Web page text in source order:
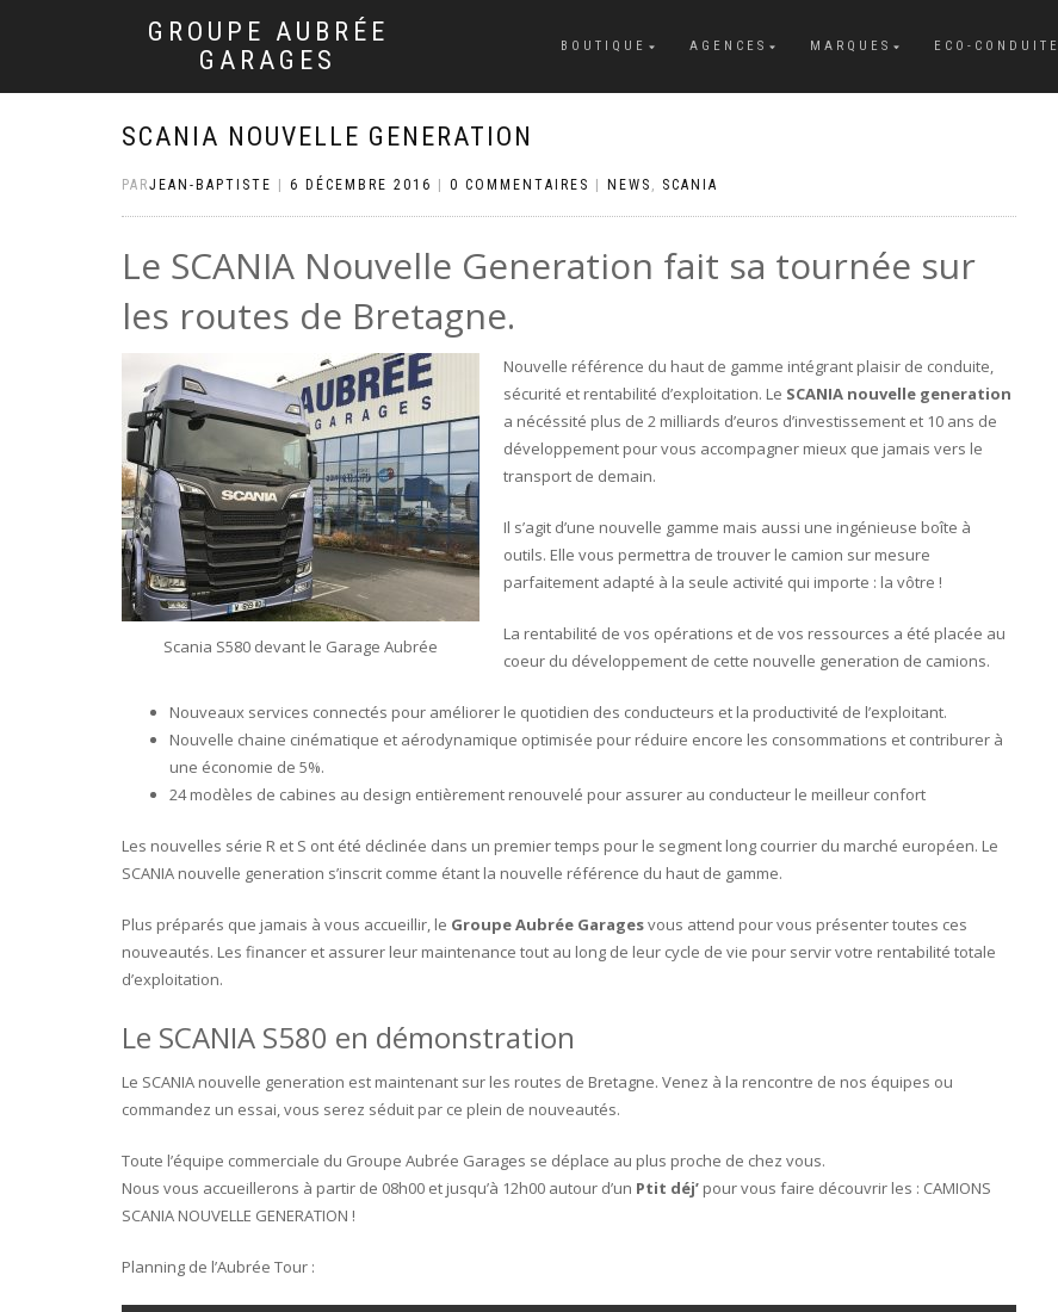
GROUPE AUBRÉE
GARAGES
BOUTIQUE AGENCES MARQUES ECO-CONDUITE
SCANIA NOUVELLE GENERATION
PARJEAN-BAPTISTE 6 DÉCEMBRE 2016 0 COMMENTAIRES NEWS , SCANIA
Le SCANIA Nouvelle Generation fait sa tournée sur
les routes de Bretagne.
Scania S580 devant le Garage Aubrée
Nouvelle référence du haut de gamme intégrant plaisir de conduite,
sécurité et rentabilité d’exploitation. Le SCANIA nouvelle generation
a nécéssité plus de 2 milliards d’euros d’investissement et 10 ans de
développement pour vous accompagner mieux que jamais vers le
transport de demain.
Il s’agit d’une nouvelle gamme mais aussi une ingénieuse boîte à
outils. Elle vous permettra de trouver le camion sur mesure
parfaitement adapté à la seule activité qui importe : la vôtre !
La rentabilité de vos opérations et de vos ressources a été placée au
coeur du développement de cette nouvelle generation de camions.
Nouveaux services connectés pour améliorer le quotidien des conducteurs et la productivité de l’exploitant.
Nouvelle chaine cinématique et aérodynamique optimisée pour réduire encore les consommations et contriburer à
une économie de 5%.
24 modèles de cabines au design entièrement renouvelé pour assurer au conducteur le meilleur confort
Les nouvelles série R et S ont été déclinée dans un premier temps pour le segment long courrier du marché européen. Le
SCANIA nouvelle generation s’inscrit comme étant la nouvelle référence du haut de gamme.
Plus préparés que jamais à vous accueillir, le Groupe Aubrée Garagesvous attend pour vous présenter toutes ces
nouveautés. Les financer et assurer leur maintenance tout au long de leur cycle de vie pour servir votre rentabilité totale
d’exploitation.
Le SCANIA S580 en démonstration
Le SCANIA nouvelle generation est maintenant sur les routes de Bretagne. Venez à la rencontre de nos équipes ou
commandez un essai, vous serez séduit par ce plein de nouveautés.
Toute l’équipe commerciale du Groupe Aubrée Garages se déplace au plus proche de chez vous.
Nous vous accueillerons à partir de 08h00 et jusqu’à 12h00 autour d’un Ptit déj’ pour vous faire découvrir les : CAMIONS
SCANIA NOUVELLE GENERATION !
Planning de l’Aubrée Tour :